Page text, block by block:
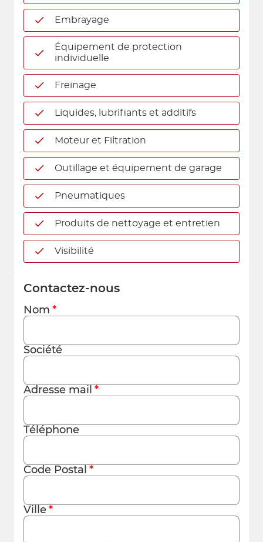
Embrayage
Équipement de protection
individuelle
Freinage
Liquides, lubrifiants et additifs
Moteur et Filtration
Outillage et équipement de garage
Pneumatiques
Produits de nettoyage et entretien
Visibilité
Contactez-nous
Nom
Société
Adresse mail
Téléphone
Code Postal
Ville